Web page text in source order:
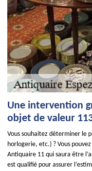
Une intervention
objet de valeur
Vous souhaitez déterminer le
horlogerie, etc.) ? Vous
Antiquaire 11 qui saura être
est qualifié pour assurer